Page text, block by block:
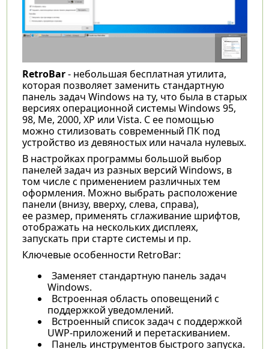
RetroBar- небольшая бесплатная утилита,
которая позволяет заменить стандартную
панель задач Windows на ту, что была в старых
версиях операционной системы Windows 95,
98, Me, 2000, XP или Vista. С ее помощью
можно стилизовать современный ПК под
устройство из девяностых или начала нулевых.
В настройках программы большой выбор
панелей задач из разных версий Windows, в
том числе с применением различных тем
оформления. Можно выбрать расположение
панели (внизу, вверху, слева, справа),
ее размер, применять сглаживание шрифтов,
отображать на нескольких дисплеях,
запускать при старте системы и пр.
Ключевые особенности RetroBar:
Заменяет стандартную панель задач
Windows.
Встроенная область оповещений с
поддержкой уведомлений.
Встроенный список задач с поддержкой
UWP-приложений и перетаскиванием.
Панель инструментов быстрого запуска.